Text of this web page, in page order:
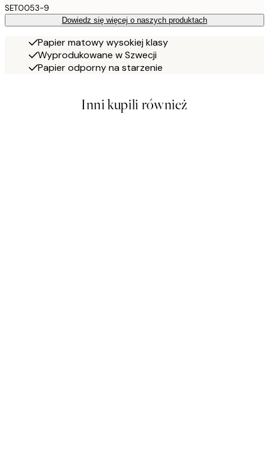
SET0053-9
Dowiedz się więcej o naszych produktach
Papier matowy wysokiej klasy
Wyprodukowane w Szwecji
Papier odporny na starzenie
Inni kupili również